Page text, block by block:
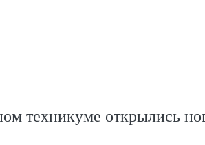
техникуме открылись